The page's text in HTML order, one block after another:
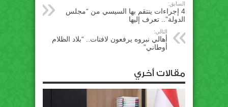
السابق:
4 إجراءات ينتقم بها السيسي من “مجلس
الدولة”.. تعرف إليها
التالي:
أهالي نبروه يرفعون لافتات.. “بلاد الظلام
أوطاني”
مقالات أخري